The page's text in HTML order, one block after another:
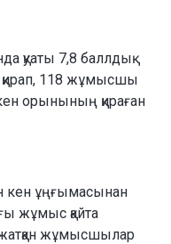
қуаты 7,8 баллдық
қирап, 118 жұмысшы
орынының қираған
кен ұңғымасынан
жұмыс қайта
жұмысшылар